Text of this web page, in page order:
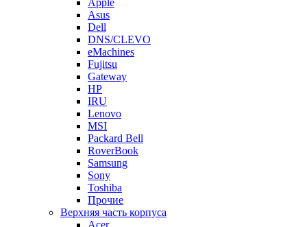
Asus
Dell
DNS/CLEVO
eMachines
Fujitsu
Gateway
HP
IRU
Lenovo
MSI
Packard Bell
RoverBook
Samsung
Sony
Toshiba
Прочие
Верхняя часть корпуса
Acer